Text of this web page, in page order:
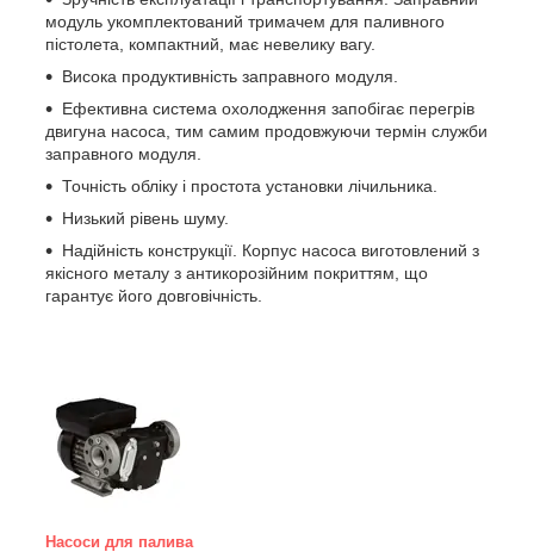
модуль укомплектований тримачем для паливного
пістолета, компактний, має невелику вагу.
Висока продуктивність заправного модуля.
Ефективна система охолодження запобігає перегрів
двигуна насоса, тим самим продовжуючи термін служби
заправного модуля.
Точність обліку і простота установки лічильника.
Низький рівень шуму.
Надійність конструкції. Корпус насоса виготовлений з
якісного металу з антикорозійним покриттям, що
гарантує його довговічність.
Насоси для палива